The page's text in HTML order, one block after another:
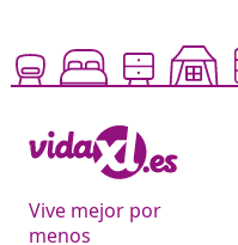
Vive mejor por
menos